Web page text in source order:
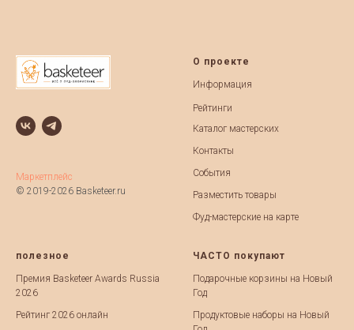
Маркетплейс
© 2019-2026 Basketeer.ru
О проекте
Информация
Рейтинги
Каталог мастерских
Контакты
События
Разместить товары
Фуд-мастерские на карте
полезное
Премия Basketeer Awards Russia
2026
Рейтинг 2026 онлайн
ЧАСТО покупают
Подарочные корзины на Новый
Год
Продуктовые наборы на Новый